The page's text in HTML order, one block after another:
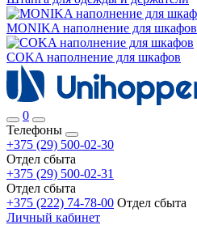
MONIKA наполнение для шкафов
COKA наполнение для шкафов
0
Телефоны
+375 (29) 500-02-30
Отдел сбыта
+375 (29) 500-02-31
Отдел сбыта
+375 (222) 74-78-00 Отдел сбыта
Личный кабинет